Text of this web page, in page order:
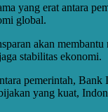
yang erat antara
global.
akan
stabilitas ekonomi.
pemerintah,
yang kuat,